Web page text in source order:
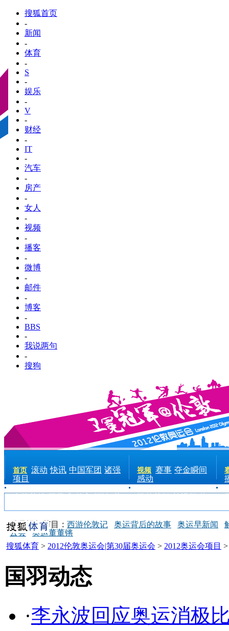
搜狐首页
-
新闻
-
体育
-
S
-
娱乐
-
V
-
财经
-
IT
-
汽车
-
房产
-
女人
-
视频
-
播客
-
微博
-
邮件
-
博客
-
BBS
-
我说两句
-
搜狗
首页 滚动 快讯 中国军团 诸强
项目
金牌英雄 开幕式 前方 评论 花
视频 赛事 夺金瞬间
感动
场外花絮 长视频 热
精品视频节目： 西游伦敦记 奥运背后的故事 奥运早新闻
云会
奥运董董锵
搜狐体育 > 2012伦敦奥运会|第30届奥运会 > 2012奥运会项目
国羽动态
·李永波回应奥运消极